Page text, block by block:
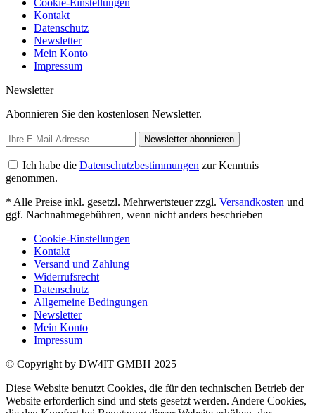
Kontakt
Datenschutz
Newsletter
Mein Konto
Impressum
Newsletter
Abonnieren Sie den kostenlosen Newsletter.
Newsletter abonnieren
Ich habe die Datenschutzbestimmungen zur Kenntnis
genommen.
* Alle Preise inkl. gesetzl. Mehrwertsteuer zzgl. Versandkosten und
ggf. Nachnahmegebühren, wenn nicht anders beschrieben
Cookie-Einstellungen
Kontakt
Versand und Zahlung
Widerrufsrecht
Datenschutz
Allgemeine Bedingungen
Newsletter
Mein Konto
Impressum
© Copyright by DW4IT GMBH 2025
Diese Website benutzt Cookies, die für den technischen Betrieb der
Website erforderlich sind und stets gesetzt werden. Andere Cookies,